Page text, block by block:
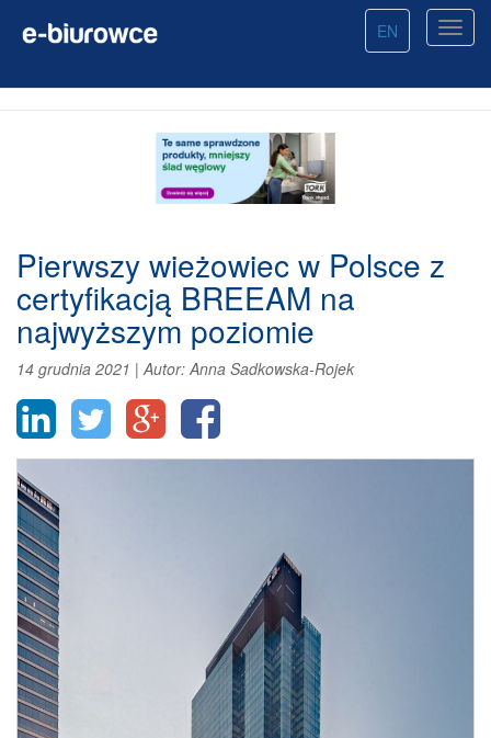
EN
Pierwszy wieżowiec w Polsce z
certyfikacją BREEAM na
najwyższym poziomie
14 grudnia 2021 |Autor:Anna Sadkowska-Rojek